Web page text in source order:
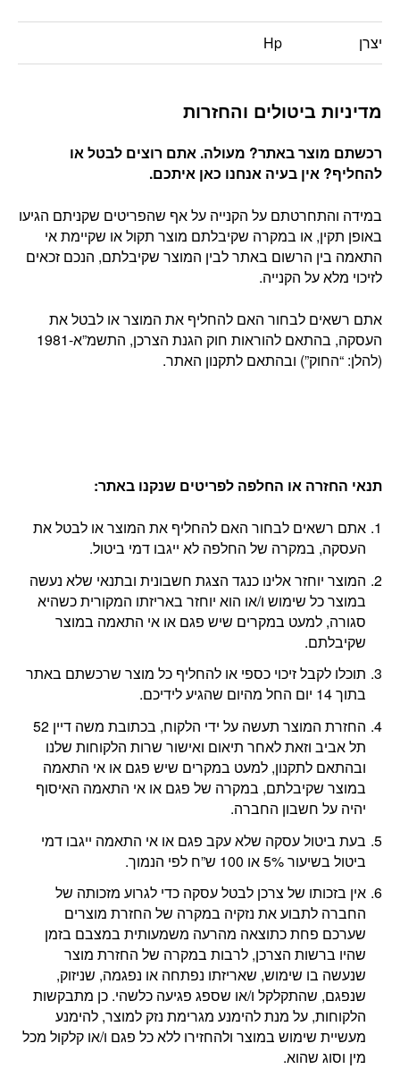
יצרן Hp
מדיניות ביטולים והחזרות
רכשתם מוצר באתר? מעולה. אתם רוצים לבטל או
להחליף? אין בעיה אנחנו כאן איתכם.
במידה והתחרטתם על הקנייה על אף שהפריטים שקניתם הגיעו
באופן תקין, או במקרה שקיבלתם מוצר תקול או שקיימת אי
התאמה בין הרשום באתר לבין המוצר שקיבלתם, הנכם זכאים
לזיכוי מלא על הקנייה.
אתם רשאים לבחור האם להחליף את המוצר או לבטל את
העסקה, בהתאם להוראות חוק הגנת הצרכן, התשמ”א-1981
(להלן: “החוק”) ובהתאם לתקנון האתר.
תנאי החזרה או החלפה לפריטים שנקנו באתר:
אתם רשאים לבחור האם להחליף את המוצר או לבטל את
העסקה, במקרה של החלפה לא ייגבו דמי ביטול.
המוצר יוחזר אלינו כנגד הצגת חשבונית ובתנאי שלא נעשה
במוצר כל שימוש ו/או הוא יוחזר באריזתו המקורית כשהיא
סגורה, למעט במקרים שיש פגם או אי התאמה במוצר
שקיבלתם.
תוכלו לקבל זיכוי כספי או להחליף כל מוצר שרכשתם באתר
בתוך 14 יום החל מהיום שהגיע לידיכם.
החזרת המוצר תעשה על ידי הלקוח, בכתובת משה דיין 52
תל אביב וזאת לאחר תיאום ואישור שרות הלקוחות שלנו
ובהתאם לתקנון, למעט במקרים שיש פגם או אי התאמה
במוצר שקיבלתם, במקרה של פגם או אי התאמה האיסוף
יהיה על חשבון החברה.
בעת ביטול עסקה שלא עקב פגם או אי התאמה ייגבו דמי
ביטול בשיעור 5% או 100 ש”ח לפי הנמוך.
אין בזכותו של צרכן לבטל עסקה כדי לגרוע מזכותה של
החברה לתבוע את נזקיה במקרה של החזרת מוצרים
שערכם פחת כתוצאה מהרעה משמעותית במצבם בזמן
שהיו ברשות הצרכן, לרבות במקרה של החזרת מוצר
שנעשה בו שימוש, שאריזתו נפתחה או נפגמה, שניזוק,
שנפגם, שהתקלקל ו/או שספג פגיעה כלשהי. כן מתבקשות
הלקוחות, על מנת להימנע מגרימת נזק למוצר, להימנע
מעשיית שימוש במוצר ולהחזירו ללא כל פגם ו/או קלקול מכל
מין וסוג שהוא.